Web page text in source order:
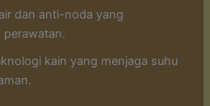
dan anti-noda yang
perawatan.
kain yang menjaga suhu